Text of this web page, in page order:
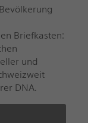
Briefkasten:
und
DNA.